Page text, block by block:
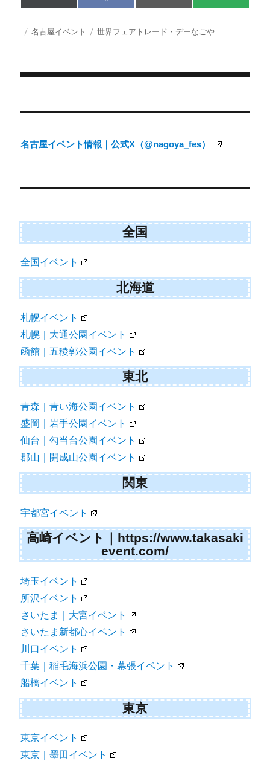
on
(
w
i
r
on
a
e
b
on
m
on
M
投 カ
名古屋イベント
タ
世界フェアトレード・デーなごや
稿
ビ
ー
ョ
ン
名古屋イベント情報｜公式X（@nagoya_fes）
全国
全国イベント
北海道
札幌イベント
札幌｜大通公園イベント
函館｜五稜郭公園イベント
東北
青森｜青い海公園イベント
盛岡｜岩手公園イベント
仙台｜勾当台公園イベント
郡山｜開成山公園イベント
関東
宇都宮イベント
高崎イベント｜https://www.takasaki
event.com/
埼玉イベント
所沢イベント
さいたま｜大宮イベント
さいたま新都心イベント
川口イベント
千葉｜稲毛海浜公園・幕張イベント
船橋イベント
東京
東京イベント
東京｜墨田イベント